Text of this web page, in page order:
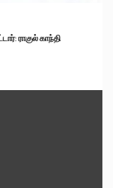
ராகுல் காந்தி